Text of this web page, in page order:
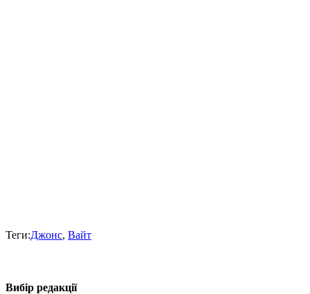
Теги:Джонс, Вайт
Вибір редакції